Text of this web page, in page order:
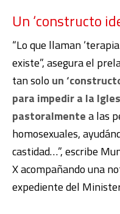
Un ‘constructo
“Lo que llaman
existe”, asegura el
tan solo un
para impedir a la
pastoralmentea las
homosexuales,
castidad…”, escribe
X acompañando una
expediente del